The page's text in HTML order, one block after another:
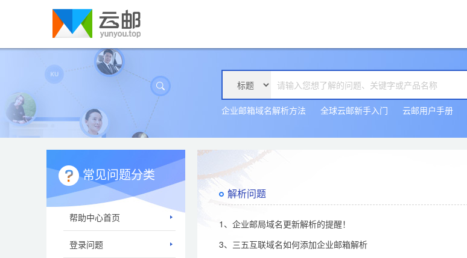
企业邮箱域名解析方法 全球云邮新手入门 云邮用户手册
常见问题分类
帮助中心首页
登录问题
解析问题
1、企业邮局域名更新解析的提醒！
3、三五互联域名如何添加企业邮箱解析